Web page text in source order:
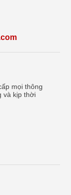
mọi thông
và kịp thời